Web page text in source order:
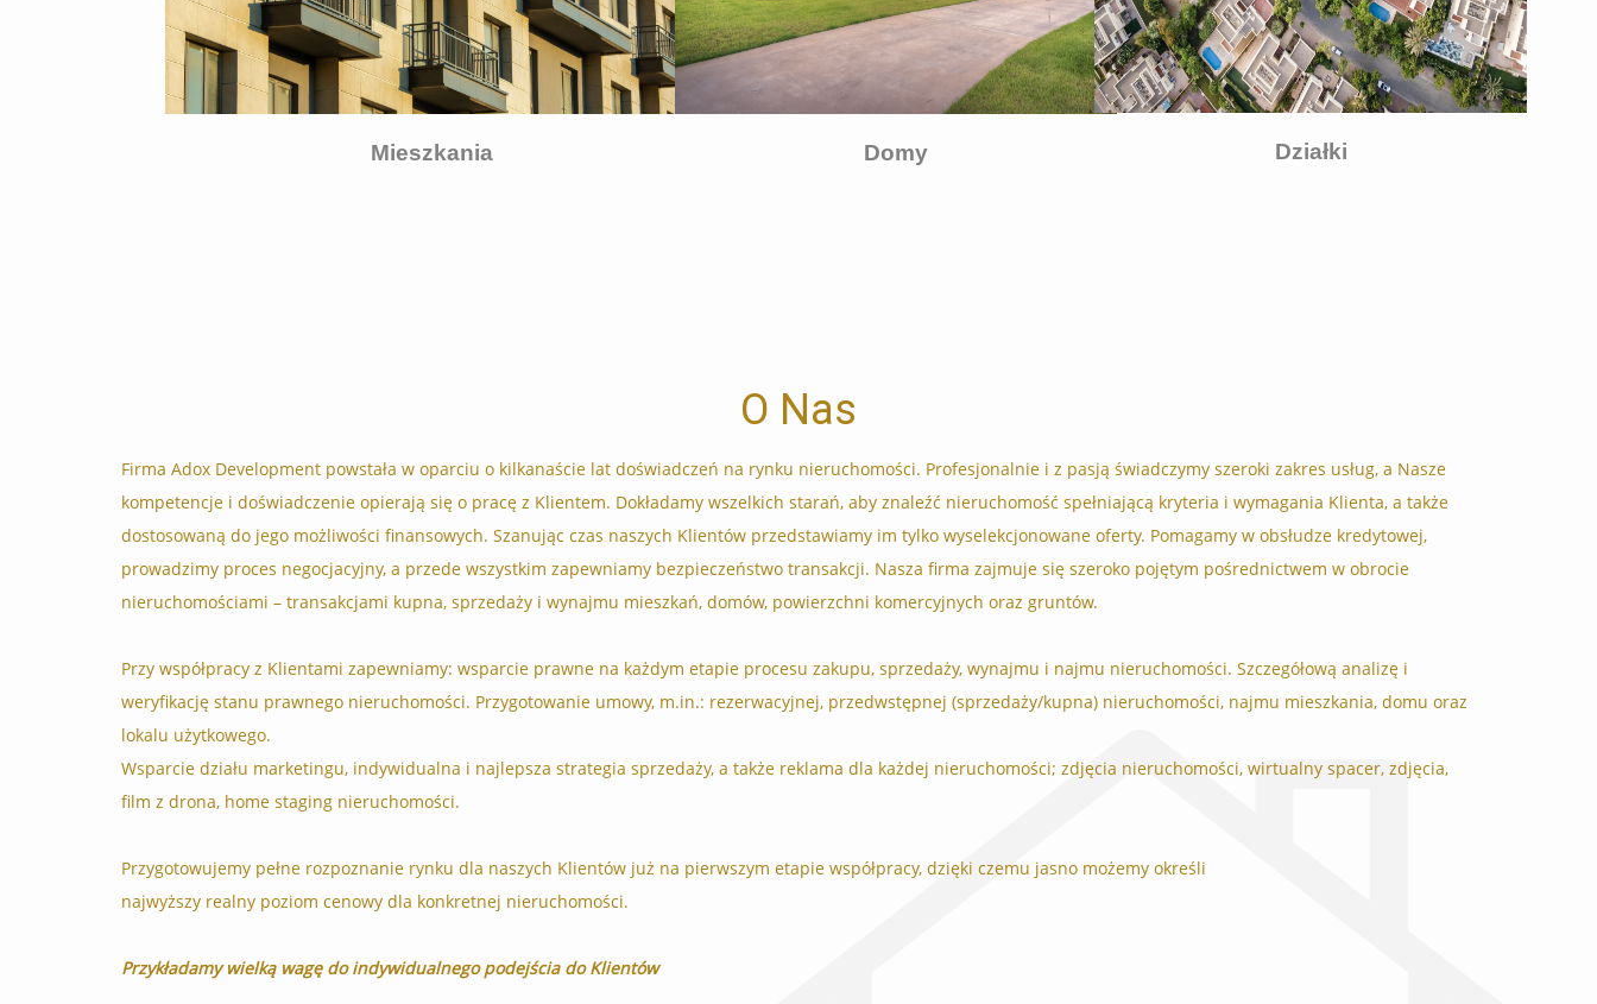
Mieszkania Domy Działki
O Nas
Firma Adox Development powstała w oparciu o kilkanaście lat doświadczeń na rynku nieruchomości. Profesjonalnie i z pasją świadczymy szeroki zakres usług, a Nasze
kompetencje i doświadczenie opierają się o pracę z Klientem. Dokładamy wszelkich starań, aby znaleźć nieruchomość spełniającą kryteria i wymagania Klienta, a także
dostosowaną do jego możliwości finansowych. Szanując czas naszych Klientów przedstawiamy im tylko wyselekcjonowane oferty. Pomagamy w obsłudze kredytowej,
prowadzimy proces negocjacyjny, a przede wszystkim zapewniamy bezpieczeństwo transakcji. Nasza firma zajmuje się szeroko pojętym pośrednictwem w obrocie
nieruchomościami – transakcjami kupna, sprzedaży i wynajmu mieszkań, domów, powierzchni komercyjnych oraz gruntów.
Przy współpracy z Klientami zapewniamy: wsparcie prawne na każdym etapie procesu zakupu, sprzedaży, wynajmu i najmu nieruchomości. Szczegółową analizę i
weryfikację stanu prawnego nieruchomości. Przygotowanie umowy, m.in.: rezerwacyjnej, przedwstępnej (sprzedaży/kupna) nieruchomości, najmu mieszkania, domu oraz
lokalu użytkowego.
Wsparcie działu marketingu, indywidualna i najlepsza strategia sprzedaży, a także reklama dla każdej nieruchomości; zdjęcia nieruchomości, wirtualny spacer, zdjęcia,
film z drona, home staging nieruchomości.
Przygotowujemy pełne rozpoznanie rynku dla naszych Klientów już na pierwszym etapie współpracy, dzięki czemu jasno możemy określi
najwyższy realny poziom cenowy dla konkretnej nieruchomości.
Przykładamy wielką wagę do indywidualnego podejścia do Klientów